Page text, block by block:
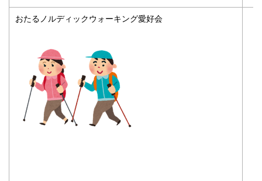
おたるノルディックウォーキング愛好会